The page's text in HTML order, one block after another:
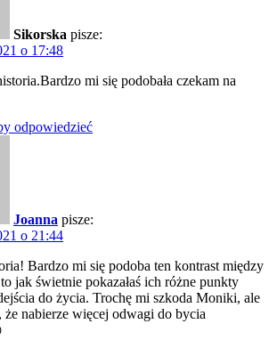
Sikorska pisze:
o 17:48
mi się podobała czekam na
odpowiedzieć
Joanna pisze:
o 21:44
Bardzo mi się podoba ten kontrast między
jak świetnie pokazałaś ich różne punkty
do życia. Trochę mi szkoda Moniki, ale
że nabierze więcej odwagi do bycia